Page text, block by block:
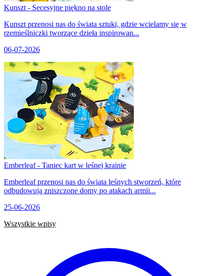
Kunszt - Secesyjne piękno na stole
Kunszt przenosi nas do świata sztuki, gdzie wcielamy się w
rzemieślniczki tworzące dzieła inspirowan...
06-07-2026
Emberleaf - Taniec kart w leśnej krainie
Emberleaf przenosi nas do świata leśnych stworzeń, które
odbudowują zniszczone domy po atakach armii...
25-06-2026
Wszystkie wpisy